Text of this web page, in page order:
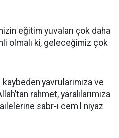
eğitim yuvaları çok daha
olmalı ki, geleceğimiz çok
kaybeden yavrularımıza ve
rahmet, yaralılarımıza
sabr-ı cemil niyaz